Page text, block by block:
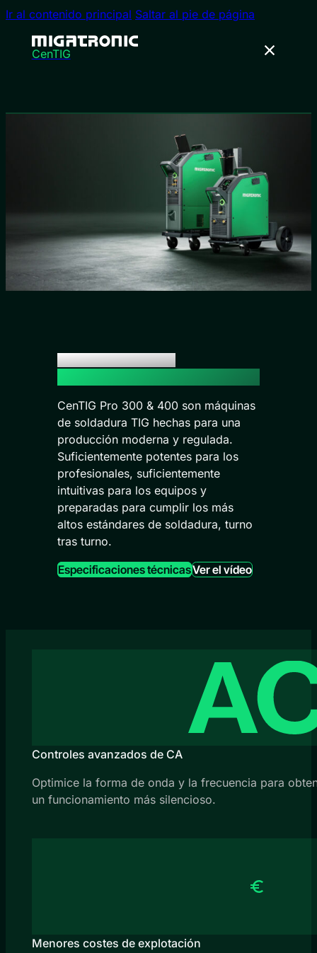
Ir al contenido principal Saltar al pie de página
CenTIG
Cumplir la nueva norma
CenTIG Pro 300 & 400 son máquinas
de soldadura TIG hechas para una
producción moderna y regulada.
Suficientemente potentes para los
profesionales, suficientemente
intuitivas para los equipos y
preparadas para cumplir los más
altos estándares de soldadura, turno
tras turno.
Especificaciones técnicasVer el vídeo
Controles avanzados de CA
Optimice la forma de onda y la frecuencia para
un funcionamiento más silencioso.
Menores costes de explotación